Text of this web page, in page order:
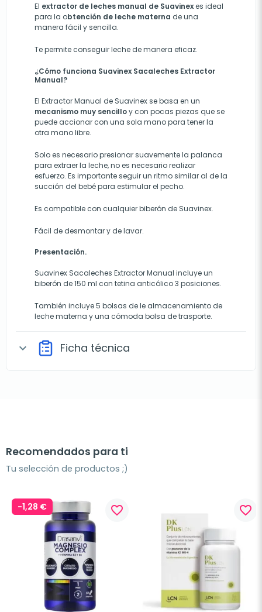
El extractor de leches manual de Suavinexes ideal
para la obtención de leche materna de una
manera fácil y sencilla.
Te permite conseguir leche de manera eficaz.
¿Cómo funciona Suavinex Sacaleches Extractor
Manual?
El Extractor Manual de Suavinex se basa en un
mecanismo muy sencilloy con pocas piezas que se
puede accionar con una sola mano para tener la
otra mano libre.
Solo es necesario presionar suavemente la palanca
para extraer la leche, no es necesario realizar
esfuerzo. Es importante seguir un ritmo similar al de la
succión del bebé para estimular el pecho.
Es compatible con cualquier biberón de Suavinex.
Fácil de desmontar y de lavar.
Presentación.
Suavinex Sacaleches Extractor Manual incluye un
biberón de 150 ml con tetina anticólico 3 posiciones.
También incluye 5 bolsas de le almacenamiento de
leche materna y una cómoda bolsa de trasporte.
expand_more Ficha técnica
Recomendados para ti
Tu selección de productos ;)
-1,28 € favorite_border favorite_border